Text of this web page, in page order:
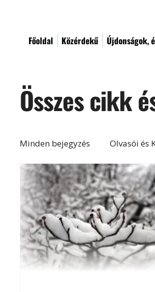
Főoldal Közérdekű Újdonságok,
Összes cikk
Minden bejegyzés Olvasói és
Építés, felújítás Otthon,
Egyéb Elektronika